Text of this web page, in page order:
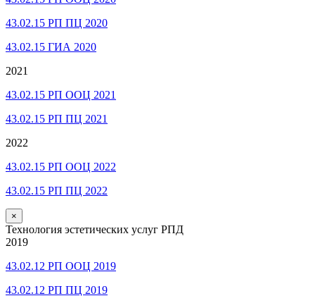
43.02.15 РП ПЦ 2020
43.02.15 ГИА 2020
2021
43.02.15 РП ООЦ 2021
43.02.15 РП ПЦ 2021
2022
43.02.15 РП ООЦ 2022
43.02.15 РП ПЦ 2022
×
Технология эстетических услуг РПД
2019
43.02.12 РП ООЦ 2019
43.02.12 РП ПЦ 2019